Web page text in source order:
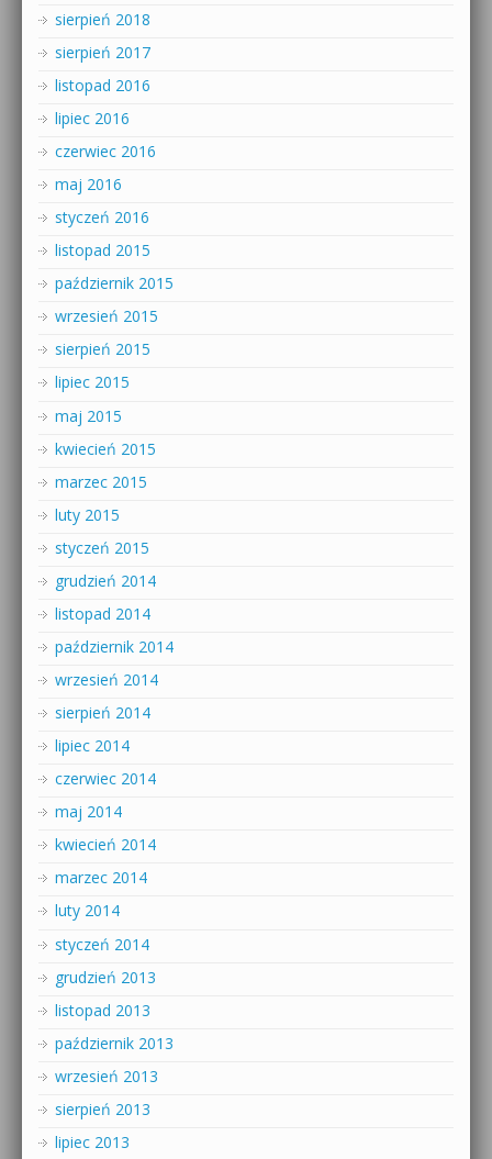
sierpień 2018
sierpień 2017
listopad 2016
lipiec 2016
czerwiec 2016
maj 2016
styczeń 2016
listopad 2015
październik 2015
wrzesień 2015
sierpień 2015
lipiec 2015
maj 2015
kwiecień 2015
marzec 2015
luty 2015
styczeń 2015
grudzień 2014
listopad 2014
październik 2014
wrzesień 2014
sierpień 2014
lipiec 2014
czerwiec 2014
maj 2014
kwiecień 2014
marzec 2014
luty 2014
styczeń 2014
grudzień 2013
listopad 2013
październik 2013
wrzesień 2013
sierpień 2013
lipiec 2013